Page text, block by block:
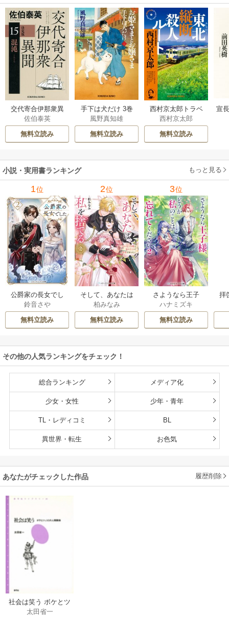
交代寄合伊那衆異
聞 15巻
佐伯泰英
無料立読み
手下は犬だけ 3巻
風野真知雄
無料立読み
西村京太郎トラベ
ルミステリー・セ
レクション 2巻
西村京太郎
無料立読み
宣
小説・実用書ランキング もっと見る
1位
公爵家の長女でし
た
鈴音さや
無料立読み
2位
そして、あなたは
私を捨てる
柏みなみ
無料立読み
3位
さようなら王子
様、どうか私のこ
とは忘れてくださ
い
ハナミズキ
無料立読み
拝
その他の人気ランキングをチェック！
総合ランキング メディア化
少女・女性 少年・青年
TL・レディコミ BL
異世界・転生 お色気
あなたがチェックした作品 履歴削除
社会は笑う ボケとツ
ッコミの人間関係
太田省一